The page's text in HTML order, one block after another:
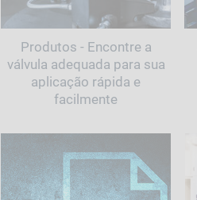
Produtos - Encontre a
válvula adequada para sua
aplicação rápida e
facilmente